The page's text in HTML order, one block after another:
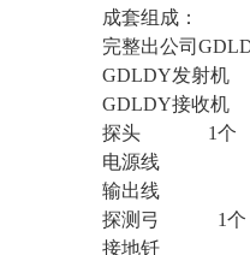
成套组成：
完整出公司
GDLDY发射
GDLDY接收
探头 1个
电源线
输出线
探测弓 1个
接地